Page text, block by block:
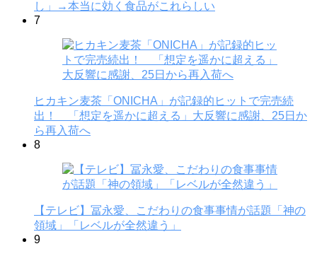
し」→本当に効く食品がこれらしい
7
ヒカキン麦茶「ONICHA」が記録的ヒットで完売続
出！ 「想定を遥かに超える」大反響に感謝、25日か
ら再入荷へ
8
【テレビ】冨永愛、こだわりの食事事情が話題「神の
領域」「レベルが全然違う」
9